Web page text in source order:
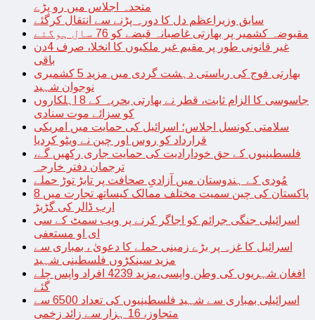
متحدہ اجلاس میں رو پڑے
سابق وزیراعظم دل کا دورہ پڑنے سے انتقال کرگئے
مقبوضہ کشمیر پر بھارتی غاصبانہ قبضے کو 76 سال ہوگئے
غیر قانونی طور پر مقیم غیر ملکیوں کا انخلا، صرف 4دن
باقی
بھارتی فوج کی ریاستی دہشت گردی میں مزید 5 کشمیری
نوجوان شہید
جاسوسی کا الزام ثابت، قطر نے بھارتی بحریہ کے 8 اہلکاروں
کو سزائے موت سنادی
سلامتی کونسل اجلاس؛ اسرائیل کی حمایت میں امریکی
قرارداد کو روس اور چین نے ویٹو کردیا
فلسطینیوں کے حق خودارادیت کی حمایت جاری رکھیں گے،
ترجمان دفتر خارجہ
مُودی کے ہندوستان میں آزادیِ صحافت پر تابڑ توڑ حملے
پاکستان کی چین سمیت مختلف ممالک کیساتھ تجارت میں 8
ارب ڈالر کی گڑبڑ
اسرائیلی جنگی جرائم کو اجاگر کرنے پر ویب سمٹ کے سی
ای او مستعفی
اسرائیل کا غزہ پر بڑے زمینی حملے کا دعویٰ ، بمباری سے
مزید سینکڑوں فلسطینی شہید
افغان شہریوں کی وطن واپسی،مزید 4239 افراد واپس چلے
گئے
اسرائیلی بمباری سے شہید فلسطینیوں کی تعداد 6500 سے
متجاوز، 16 ہزار سے زائد زخمی